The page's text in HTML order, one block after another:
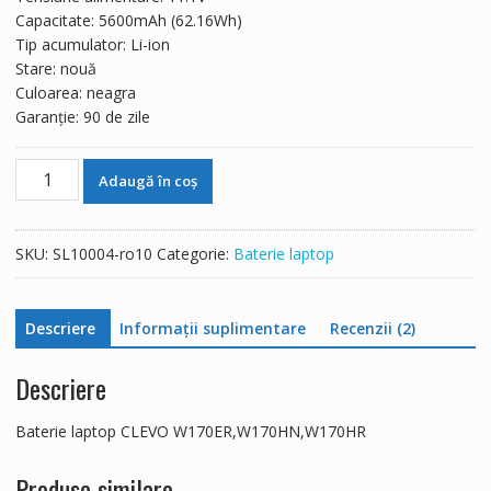
396 lei.
Capacitate: 5600mAh (62.16Wh)
Tip acumulator: Li-ion
Stare: nouă
Culoarea: neagra
Garanție: 90 de zile
Cantitate
W170ER,W170HN,W170HR
Adaugă în coș
SKU: SL10004-ro10 Categorie: Baterie laptop
Descriere Informații suplimentare Recenzii (2)
Descriere
Baterie laptop CLEVO W170ER,W170HN,W170HR